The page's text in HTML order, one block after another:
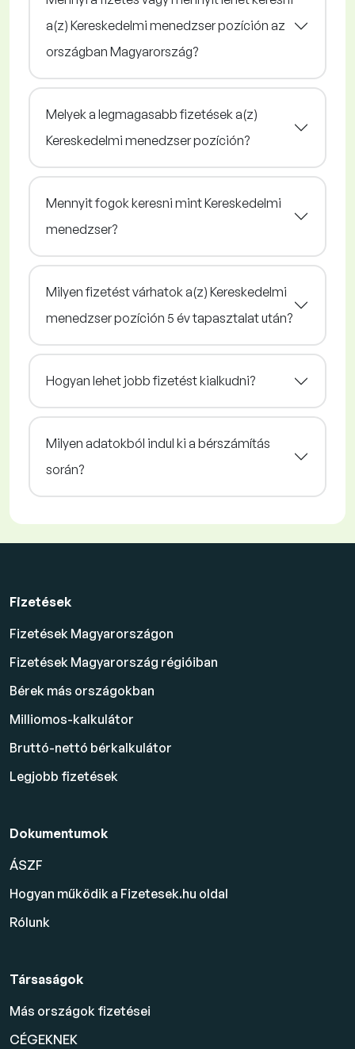
a(z) Kereskedelmi menedzser pozíción az
országban Magyarország?
Melyek a legmagasabb fizetések a(z)
Kereskedelmi menedzser pozíción?
Mennyit fogok keresni mint Kereskedelmi
menedzser?
Milyen fizetést várhatok a(z) Kereskedelmi
menedzser pozíción 5 év tapasztalat után?
Hogyan lehet jobb fizetést kialkudni?
Milyen adatokból indul ki a bérszámítás
során?
Fizetések
Fizetések Magyarországon
Fizetések Magyarország régióiban
Bérek más országokban
Milliomos-kalkulátor
Bruttó-nettó bérkalkulátor
Legjobb fizetések
Dokumentumok
ÁSZF
Hogyan működik a Fizetesek.hu oldal
Rólunk
Társaságok
Más országok fizetései
CÉGEKNEK